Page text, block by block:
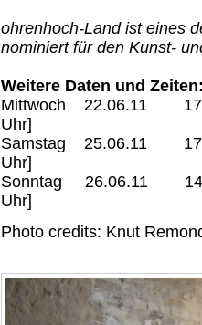
ohrenhoch-Land ist eines
nominiert für den Kunst-
Weitere Daten und
Mittwoch 22.06.11 17 –
Uhr]
Samstag 25.06.11 17 –
Uhr]
Sonntag 26.06.11 14 –
Uhr]
Photo credits: Knut